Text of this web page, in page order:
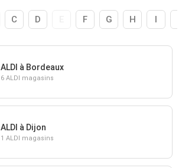
C D F G H I
ALDI à Bordeaux
6 ALDI magasins
ALDI à Dijon
1 ALDI magasins